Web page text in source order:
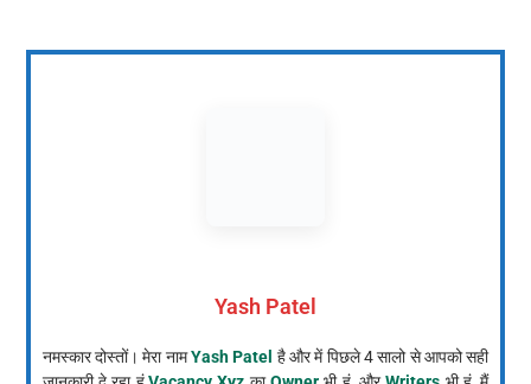
Yash Patel
नमस्कार दोस्तों। मेरा नामYash Patel है और में पिछले 4 सालो से आपको सही